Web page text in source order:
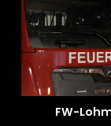
FW-